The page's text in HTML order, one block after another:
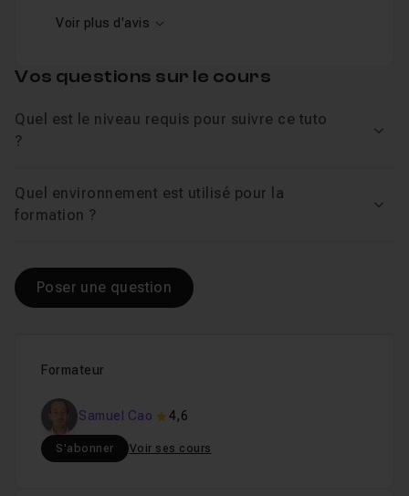
Voir plus d'avis
Formateur
Samuel Cao 4,6
S'abonner Voir ses cours
Vos questions sur le cours
Quel est le niveau requis pour suivre ce tuto
?
Quel environnement est utilisé pour la
formation ?
Poser une question